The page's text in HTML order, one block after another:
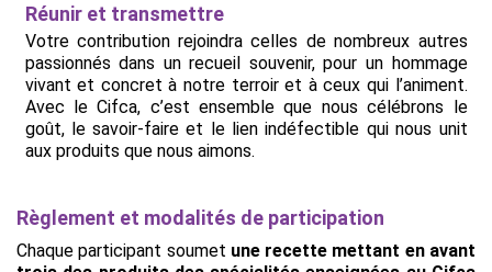
Réunir et transmettre
Votre contribution rejoindra celles de nombreux autres
passionnés dans un recueil souvenir, pour un hommage
vivant et concret à notre terroir et à ceux qui l’animent.
Avec le Cifca, c’est ensemble que nous célébrons le
goût, le savoir-faire et le lien indéfectible qui nous unit
aux produits que nous aimons.
Règlement et modalités de participation
Chaque participant soumet une recette mettant en avant